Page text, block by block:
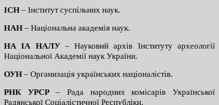
ІСН – Інститут суспільних наук.
НАН – Національна академія наук.
НА ІА НАЛУ– Науковий архів Інституту археології
Національної Академії наук України.
ОУН – Организація українських націоналістів.
РНК УРСР– Рада народних комісарів Української
Радянської Соціалістичної Республіки.